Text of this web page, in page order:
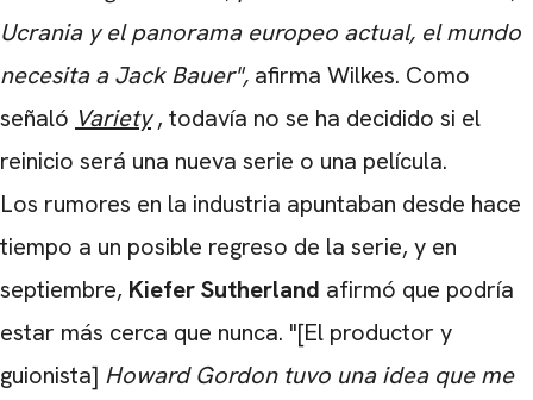
Ucrania y el panorama europeo actual, el mundo
necesita a Jack Bauer", afirma Wilkes. Como
señaló Variety, todavía no se ha decidido si el
reinicio será una nueva serie o una película.
Los rumores en la industria apuntaban desde hace
tiempo a un posible regreso de la serie, y en
septiembre, Kiefer Sutherland afirmó que podría
estar más cerca que nunca. "[El productor y
guionista] Howard Gordon tuvo una idea que me